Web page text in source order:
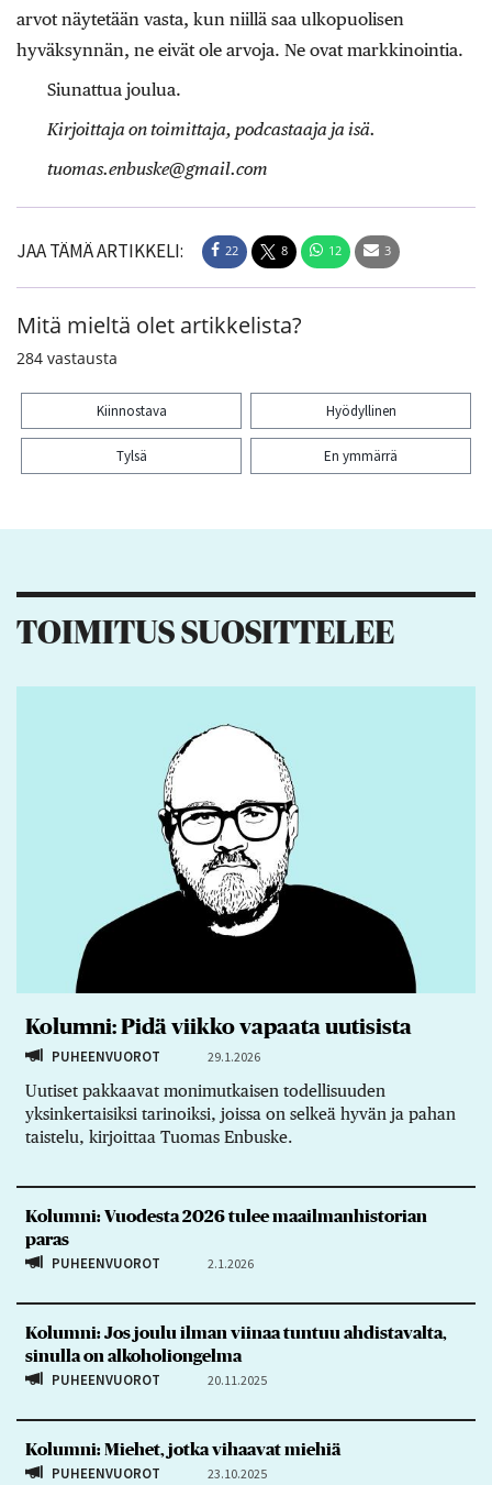
arvot näytetään vasta, kun niillä saa ulkopuolisen
hyväksynnän, ne eivät ole arvoja. Ne ovat markkinointia.
Siunattua joulua.
Kirjoittaja on toimittaja, podcastaaja ja isä.
tuomas.enbuske@gmail.com
JAA TÄMÄ ARTIKKELI: 22 8 12 3
Mitä mieltä olet artikkelista?
284 vastausta
Kiinnostava Hyödyllinen
Tylsä En ymmärrä
TOIMITUS SUOSITTELEE
Kolumni: Pidä viikko vapaata uutisista
PUHEENVUOROT 29.1.2026
Uutiset pakkaavat monimutkaisen todellisuuden
yksinkertaisiksi tarinoiksi, joissa on selkeä hyvän ja pahan
taistelu, kirjoittaa Tuomas Enbuske.
Kolumni: Vuodesta 2026 tulee maailmanhistorian
paras
PUHEENVUOROT 2.1.2026
Kolumni: Jos joulu ilman viinaa tuntuu ahdistavalta,
sinulla on alkoholiongelma
PUHEENVUOROT 20.11.2025
Kolumni: Miehet, jotka vihaavat miehiä
PUHEENVUOROT 23.10.2025